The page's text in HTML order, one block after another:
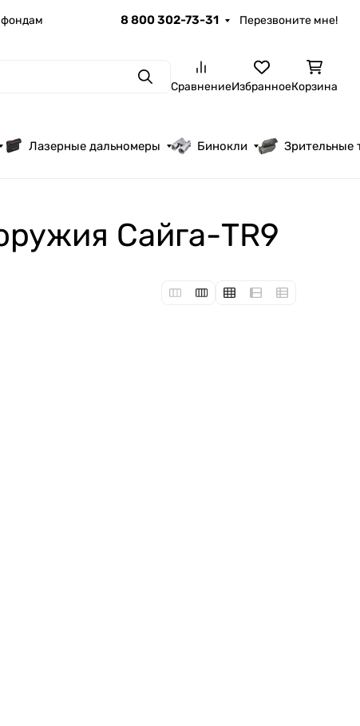
8 800 302-73-31 Перезвоните мне!
ПоискСравнениеИзбранноеКорзина
Лазерные дальномеры Бинокли Зрительные
Сайга-TR9